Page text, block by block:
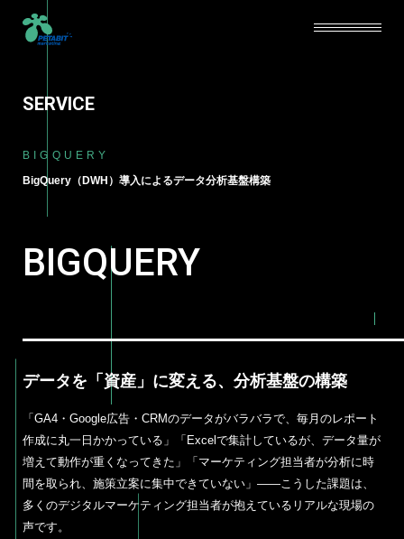
SERVICE
BIGQUERY
BigQuery（DWH）導入によるデータ分析基盤構築
BIGQUERY
データを「資産」に変える、分析基盤の構築
「GA4・Google広告・CRMのデータがバラバラで、毎月のレポート
作成に丸一日かかっている」「Excelで集計しているが、データ量が
増えて動作が重くなってきた」「マーケティング担当者が分析に時
間を取られ、施策立案に集中できていない」——こうした課題は、
多くのデジタルマーケティング担当者が抱えているリアルな現場の
声です。
SERVICE
ABOUT
CAREERS
NEWS
CONTACT